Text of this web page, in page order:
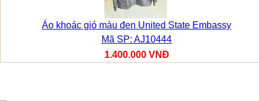
Áo khoác gió màu đen United State Embassy
Mã SP: AJ10444
1.400.000 VNĐ